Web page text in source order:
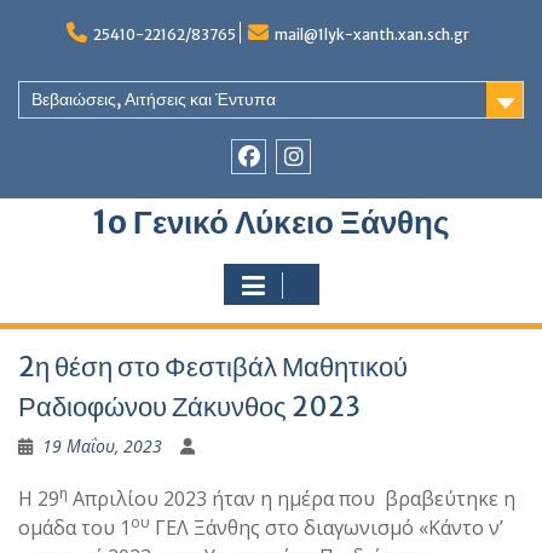
25410-22162/83765 mail@1lyk-xanth.xan.sch.gr
Βεβαιώσεις, Αιτήσεις και Έντυπα
του
του
1o Γενικό Λύκειο Ξάνθης
2η θέση στο Φεστιβάλ Μαθητικού
Ραδιοφώνου Ζάκυνθος 2023
19 Μαΐου, 2023
Η 29η Απριλίου 2023 ήταν η ημέρα που βραβεύτηκε η
ομάδα του 1 ου ΓΕΛ Ξάνθης στο διαγωνισμό «Κάντο ν’